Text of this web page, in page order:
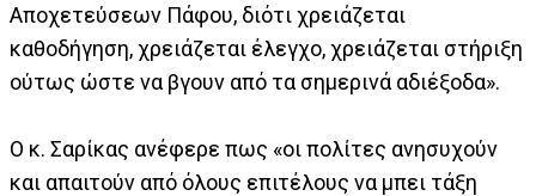
Αποχετεύσεων Πάφου, διότι χρειάζεται
καθοδήγηση, χρειάζεται έλεγχο, χρειάζεται στήριξη
ούτως ώστε να βγουν από τα σημερινά αδιέξοδα».
Ο κ. Σαρίκας ανέφερε πως «οι πολίτες ανησυχούν
και απαιτούν από όλους επιτέλους να μπει τάξη